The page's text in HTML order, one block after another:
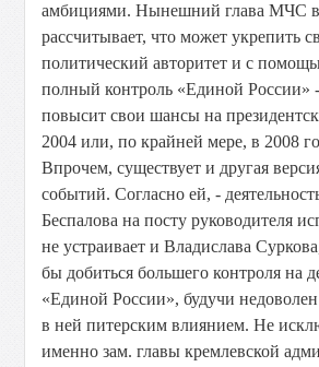
амбициями. Нынешний глава МЧС
рассчитывает, что может укрепить
политический авторитет и с
полный контроль «Единой России»
повысит свои шансы на
2004 или, по крайней мере, в 2008
Впрочем, существует и другая
событий. Согласно ей, -
Беспалова на посту руководителя
не устраивает и Владислава
бы добиться большего контроля на
«Единой России», будучи
в ней питерским влиянием. Не
именно зам. главы кремлевской